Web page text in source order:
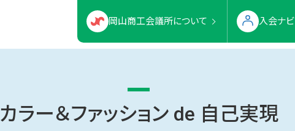
岡山商工会議所について 入会ナビ
カラー＆ファッション de 自己実現